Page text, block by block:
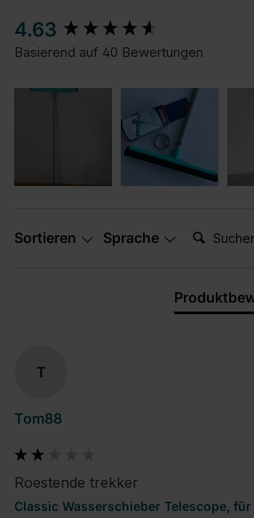
4.63
Basierend auf 40 Bewertungen
Sortieren Sprache Suchen:
T
Tom88
Roestende trekker
Classic Wasserschieber Telescope,
New content loaded